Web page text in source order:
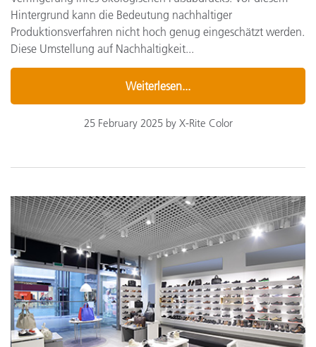
Hintergrund kann die Bedeutung nachhaltiger
Produktionsverfahren nicht hoch genug eingeschätzt werden.
Diese Umstellung auf Nachhaltigkeit...
Weiterlesen...
25 February 2025 by X-Rite Color